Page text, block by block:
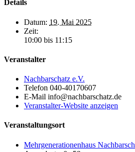
Details
Datum: 19. Mai 2025
Zeit:
10:00 bis 11:15
Veranstalter
Nachbarschatz e.V.
Telefon 040-40170607
E-Mail info@nachbarschatz.de
Veranstalter-Website anzeigen
Veranstaltungsort
Mehrgenerationenhaus